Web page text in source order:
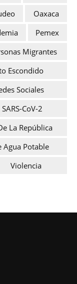
Oaxaca
Pemex
Migrantes
Escondido
Sociales
SARS-CoV-2
La República
Agua Potable
Violencia